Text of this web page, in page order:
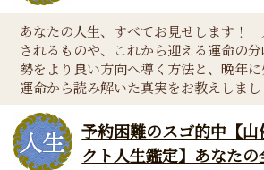
あなたの人生、すべてお見せします！
されるものや、これから迎える運命の
勢をより良い方向へ導く方法と、晩年
運命から読み解いた真実をお教えしまし
予約困難のスゴ的中【山
クト人生鑑定】あなたの